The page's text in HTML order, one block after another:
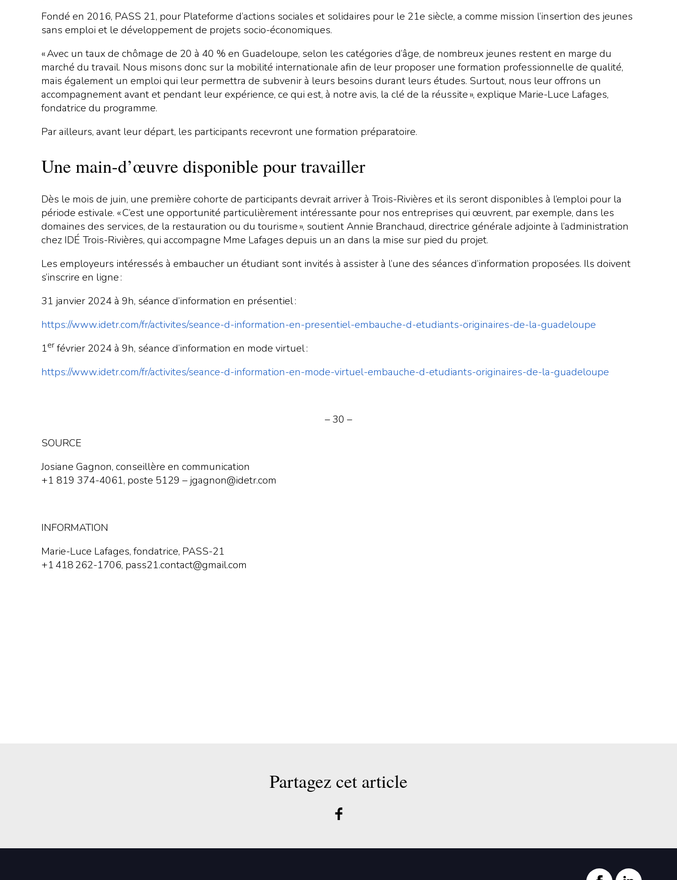
Fondé en 2016, PASS 21, pour Plateforme d’actions sociales et solidaires pour le 21e siècle, a comme mission l’insertion des jeunes
sans emploi et le développement de projets socio-économiques.
« Avec un taux de chômage de 20 à 40 % en Guadeloupe, selon les catégories d’âge, de nombreux jeunes restent en marge du
marché du travail. Nous misons donc sur la mobilité internationale afin de leur proposer une formation professionnelle de qualité,
mais également un emploi qui leur permettra de subvenir à leurs besoins durant leurs études. Surtout, nous leur offrons un
accompagnement avant et pendant leur expérience, ce qui est, à notre avis, la clé de la réussite », explique Marie-Luce Lafages,
fondatrice du programme.
Par ailleurs, avant leur départ, les participants recevront une formation préparatoire.
Une main-d’œuvre disponible pour travailler
Dès le mois de juin, une première cohorte de participants devrait arriver à Trois-Rivières et ils seront disponibles à l’emploi pour la
période estivale. « C’est une opportunité particulièrement intéressante pour nos entreprises qui œuvrent, par exemple, dans les
domaines des services, de la restauration ou du tourisme », soutient Annie Branchaud, directrice générale adjointe à l’administration
chez IDÉ Trois-Rivières, qui accompagne Mme Lafages depuis un an dans la mise sur pied du projet.
Les employeurs intéressés à embaucher un étudiant sont invités à assister à l’une des séances d’information proposées. Ils doivent
s’inscrire en ligne :
31 janvier 2024 à 9h, séance d’information en présentiel :
https://www.idetr.com/fr/activites/seance-d-information-en-presentiel-embauche-d-etudiants-originaires-de-la-guadeloupe
1er février 2024 à 9h, séance d’information en mode virtuel :
https://www.idetr.com/fr/activites/seance-d-information-en-mode-virtuel-embauche-d-etudiants-originaires-de-la-guadeloupe
– 30 –
SOURCE
Josiane Gagnon, conseillère en communication
+1 819 374-4061, poste 5129 – jgagnon@idetr.com
INFORMATION
Marie-Luce Lafages, fondatrice, PASS-21
+1 418 262-1706, pass21.contact@gmail.com
Partagez cet article